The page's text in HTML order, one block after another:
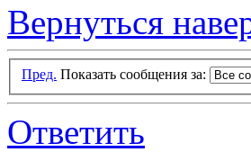
Вернуться
Пред. Показать сообщения за:
Ответить